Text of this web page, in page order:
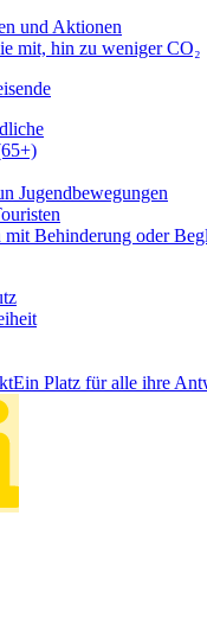
und Aktionen
mit, hin zu weniger CO₂
Jugendbewegungen
mit Behinderung oder
Ein Platz für alle ihre